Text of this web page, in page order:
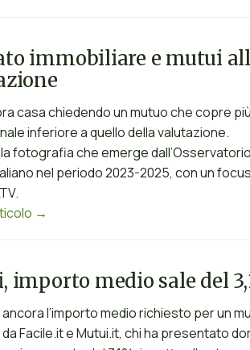
immobiliare e mutui
casa chiedendo un mutuo che copre
inferiore a quello della valutazione.
fotografia che emerge
nel periodo 2023-2025, con un
→
importo medio sale del
l’importo medio richiesto per un
Facile.it e Mutui.it, chi ha presentato